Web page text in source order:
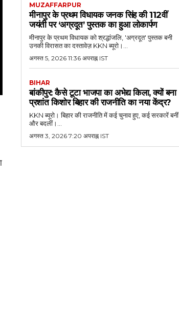
MUZAFFARPUR
मीनापुर के प्रथम विधायक जनक सिंह की 112वीं
जयंती पर ‘अग्रदूत’ पुस्तक का हुआ लोकार्पण
मीनापुर के प्रथम विधायक को श्रद्धांजलि, 'अग्रदूत' पुस्तक बनी
उनकी विरासत का दस्तावेज़ KKN ब्यूरो।...
अगस्त 5, 2026 11:36 अपराह्न IST
BIHAR
बांकीपुर: कैसे टूटा भाजपा का अभेद्य किला, क्यों बना
प्रशांत किशोर बिहार की राजनीति का नया केंद्र?
KKN ब्यूरो। बिहार की राजनीति में कई चुनाव हुए, कई सरकारें बनीं
और बदलीं।...
अगस्त 3, 2026 7:20 अपराह्न IST